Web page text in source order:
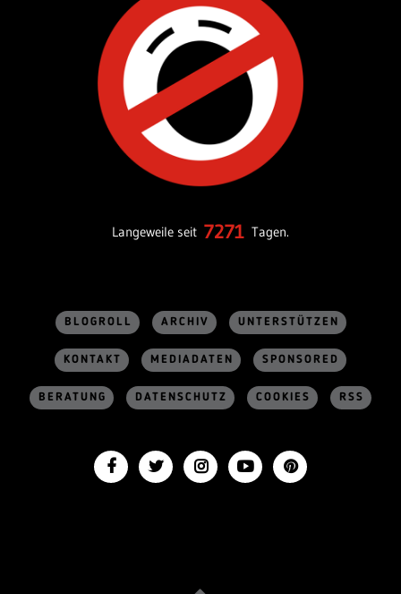
Langeweile seit 7271 Tagen.
BLOGROLL ARCHIV UNTERSTÜTZEN
KONTAKT MEDIADATEN SPONSORED
BERATUNG DATENSCHUTZ COOKIES RSS